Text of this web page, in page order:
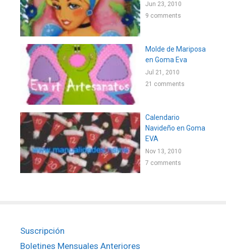
Jun 23, 2010
9 comments
Molde de Mariposa
en Goma Eva
Jul 21, 2010
21 comments
Calendario
Navideño en Goma
EVA
Nov 13, 2010
7 comments
Suscripción
Boletines Mensuales Anteriores